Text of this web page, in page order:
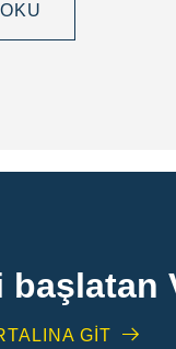
başlatan
GİT